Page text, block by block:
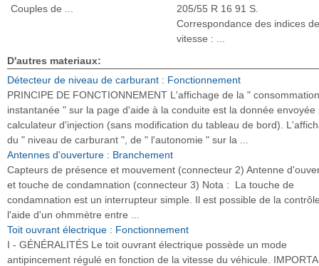
Couples de ...
205/55 R 16 91 S.
Correspondance des indices
vitesse : ...
D'autres materiaux:
Détecteur de niveau de carburant : Fonctionnement
PRINCIPE DE FONCTIONNEMENT L'affichage de la " consommation
instantanée " sur la page d'aide à la conduite est la donnée envoyée
calculateur d'injection (sans modification du tableau de bord).
du " niveau de carburant ", de " l'autonomie " sur la ...
Antennes d'ouverture : Branchement
Capteurs de présence et mouvement (connecteur 2) Antenne
et touche de condamnation (connecteur 3) Nota : La touche de
condamnation est un interrupteur simple. Il est possible de la
l'aide d'un ohmmètre entre ...
Toit ouvrant électrique : Fonctionnement
I - GÉNÉRALITÉS Le toit ouvrant électrique possède un mode
antipincement régulé en fonction de la vitesse du véhicule.